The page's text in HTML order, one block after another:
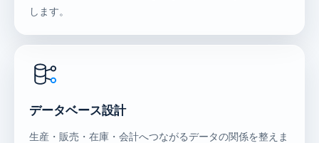
します。
データベース設計
生産・販売・在庫・会計へつながるデータの関係を整えま